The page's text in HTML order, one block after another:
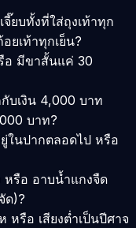
จี๊ยบทั้งที่ใส่ถุงเท้าทุก
ยเท้าทุกเย็น?
อ มีขาสั้นแค่ 30
บเงิน 4,000 บาท
บาท?
ในปากตลอดไป หรือ
หรือ อาบน้ำแกงจืด
ด)?
หรือ เสียงต่ำเป็นปีศาจ